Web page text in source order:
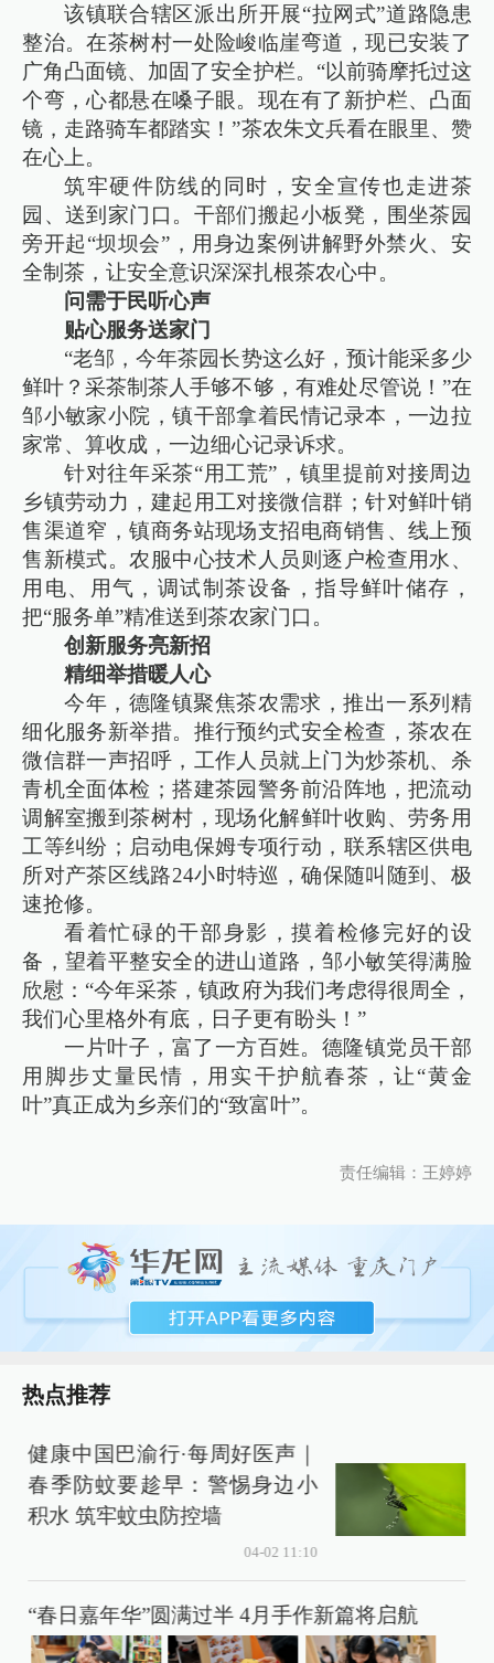
该镇联合辖区派出所开展“拉网式”道路隐患
整治。在茶树村一处险峻临崖弯道，现已安装了
广角凸面镜、加固了安全护栏。“以前骑摩托过这
个弯，心都悬在嗓子眼。现在有了新护栏、凸面
镜，走路骑车都踏实！”茶农朱文兵看在眼里、赞
在心上。
筑牢硬件防线的同时，安全宣传也走进茶
园、送到家门口。干部们搬起小板凳，围坐茶园
旁开起“坝坝会”，用身边案例讲解野外禁火、安
全制茶，让安全意识深深扎根茶农心中。
问需于民听心声
贴心服务送家门
“老邹，今年茶园长势这么好，预计能采多少
鲜叶？采茶制茶人手够不够，有难处尽管说！”在
邹小敏家小院，镇干部拿着民情记录本，一边拉
家常、算收成，一边细心记录诉求。
针对往年采茶“用工荒”，镇里提前对接周边
乡镇劳动力，建起用工对接微信群；针对鲜叶销
售渠道窄，镇商务站现场支招电商销售、线上预
售新模式。农服中心技术人员则逐户检查用水、
用电、用气，调试制茶设备，指导鲜叶储存，
把“服务单”精准送到茶农家门口。
创新服务亮新招
精细举措暖人心
今年，德隆镇聚焦茶农需求，推出一系列精
细化服务新举措。推行预约式安全检查，茶农在
微信群一声招呼，工作人员就上门为炒茶机、杀
青机全面体检；搭建茶园警务前沿阵地，把流动
调解室搬到茶树村，现场化解鲜叶收购、劳务用
工等纠纷；启动电保姆专项行动，联系辖区供电
所对产茶区线路24小时特巡，确保随叫随到、极
速抢修。
看着忙碌的干部身影，摸着检修完好的设
备，望着平整安全的进山道路，邹小敏笑得满脸
欣慰：“今年采茶，镇政府为我们考虑得很周全，
我们心里格外有底，日子更有盼头！”
一片叶子，富了一方百姓。德隆镇党员干部
用脚步丈量民情，用实干护航春茶，让“黄金
叶”真正成为乡亲们的“致富叶”。
责任编辑：王婷婷
热点推荐
医声｜
身边小
4月手作新篇将启航
重庆两江新区人民医院举
界睡眠日”公益活动
重庆医科大学附属两江
开70周年校庆筹备工作
进会